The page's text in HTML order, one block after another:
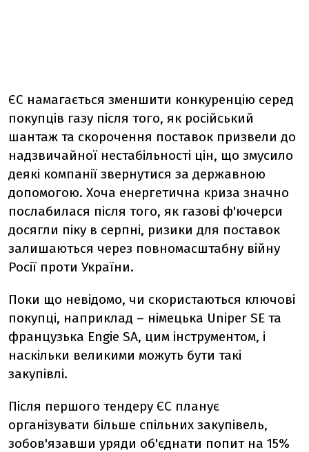
ЄС намагається зменшити конкуренцію серед
покупців газу після того, як російський
шантаж та скорочення поставок призвели до
надзвичайної нестабільності цін, що змусило
деякі компанії звернутися за державною
допомогою. Хоча енергетична криза значно
послабилася після того, як газові ф'ючерси
досягли піку в серпні, ризики для поставок
залишаються через повномасштабну війну
Росії проти України.
Поки що невідомо, чи скористаються ключові
покупці, наприклад – німецька Uniper SE та
французька Engie SA, цим інструментом, і
наскільки великими можуть бути такі
закупівлі.
Після першого тендеру ЄС планує
організувати більше спільних закупівель,
зобов'язавши уряди об'єднати попит на 15%